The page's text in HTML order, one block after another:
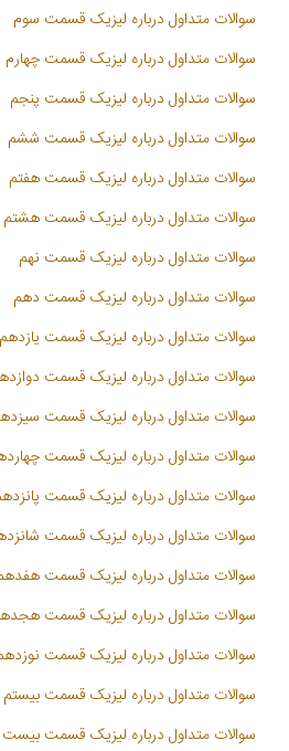
سوالات متداول درباره لیزیک قسمت سوم
سوالات متداول درباره لیزیک قسمت چهارم
سوالات متداول درباره لیزیک قسمت پنجم
سوالات متداول درباره لیزیک قسمت ششم
سوالات متداول درباره لیزیک قسمت هفتم
سوالات متداول درباره لیزیک قسمت هشتم
سوالات متداول درباره لیزیک قسمت نهم
سوالات متداول درباره لیزیک قسمت دهم
سوالات متداول درباره لیزیک قسمت یازدهم
سوالات متداول درباره لیزیک قسمت
سوالات متداول درباره لیزیک قسمت
سوالات متداول درباره لیزیک قسمت
سوالات متداول درباره لیزیک قسمت
سوالات متداول درباره لیزیک قسمت
سوالات متداول درباره لیزیک قسمت
سوالات متداول درباره لیزیک قسمت
سوالات متداول درباره لیزیک قسمت
سوالات متداول درباره لیزیک قسمت بیستم
سوالات متداول درباره لیزیک قسمت